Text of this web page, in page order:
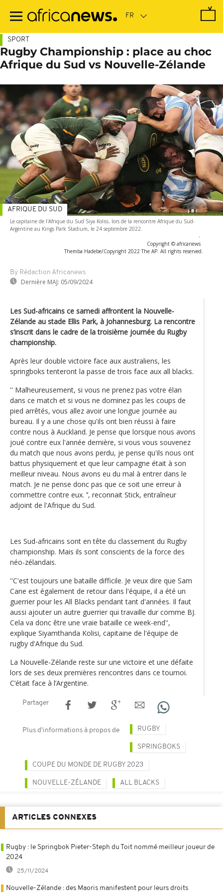
contenu
SPORT
Rugby Championship : place au choc
Afrique du Sud vs Nouvelle-Zélande
Le capitaine de l'Afrique du Sud Siya Kolisi, lors de la rencontre Afrique du Sud-
Argentine au Kings Park Stadium, le 24 septembre 2022.
-
Copyright © africanews
Themba Hadebe/Copyright 2022 The AP. All rights reserved.
By Rédaction Africanews
Dernière MAJ: 05/09/2024
AFRIQUE DU SUD
Les Sud-africains ce samedi affrontent la Nouvelle-
Zélande au stade Ellis Park, à Johannesburg. La rencontre
s’inscrit dans le cadre de la troisième journée du Rugby
championship.
Après leur double victoire face aux australiens, les
springboks tenteront la passe de trois face aux all blacks.
'' Malheureusement, si vous ne prenez pas votre élan
dans ce match et si vous ne dominez pas les coups de
pied arrêtés, vous allez avoir une longue journée au
bureau. Il y a une chose qu'ils ont bien réussi à faire
contre nous à Auckland. Je pense que lorsque nous avons
joué contre eux l'année dernière, si vous vous souvenez
du match que nous avons perdu, je pense qu'ils nous ont
battus physiquement et que leur campagne était à son
meilleur niveau. Nous avons eu du mal à entrer dans le
match. Je ne pense donc pas que ce soit une erreur à
commettre contre eux. ’’, reconnait Stick, entraîneur
adjoint de l'Afrique du Sud.
Les Sud-africains sont en tête du classement du Rugby
championship. Mais ils sont conscients de la force des
néo-zélandais.
''C'est toujours une bataille difficile. Je veux dire que Sam
Cane est également de retour dans l'équipe, il a été un
guerrier pour les All Blacks pendant tant d'années. Il faut
aussi ajouter un autre guerrier qui travaille dur comme BJ.
Cela va donc être une vraie bataille ce week-end'',
explique Siyamthanda Kolisi, capitaine de l'équipe de
rugby d'Afrique du Sud.
La Nouvelle-Zélande reste sur une victoire et une défaite
lors de ses deux premières rencontres dans ce tournoi.
C’était face à l’Argentine.
Partager
Plus d'informations à propos de RUGBY
SPRINGBOKS
COUPE DU MONDE DE RUGBY 2023
NOUVELLE-ZÉLANDE ALL BLACKS
ARTICLES CONNEXES
Rugby : le Springbok Pieter-Steph du Toit nommé meilleur joueur de
2024
25/11/2024
Nouvelle-Zélande : des Maoris manifestent pour leurs droits